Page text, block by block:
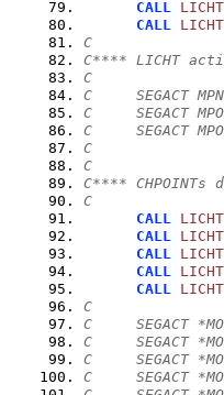
CALL
LICHT
CALL
LICHT
C
C**** LICHT
C
C     SEGACT
C     SEGACT
C     SEGACT
C
C
C**** CHPOINTs
C
CALL
LICHT
CALL
LICHT
CALL
LICHT
CALL
LICHT
CALL
LICHT
C
C     SEGACT
C     SEGACT
C     SEGACT
C     SEGACT